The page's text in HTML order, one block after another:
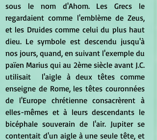
sous le nom d'Ahom. Les Grecs le
regardaient comme l'emblème de Zeus,
et les Druides comme celui du plus haut
dieu. Le symbole est descendu jusqu'à
nos jours, quand, en suivant l'exemple du
païen Marius qui au 2ème siècle avant J.C.
utilisait  l'aigle à deux têtes comme
enseigne de Rome, les têtes couronnées
de l'Europe chrétienne consacrèrent à
elles-mêmes et à leurs descendants le
bicéphale souverain de l'air. Jupiter se
contentait d'un aigle à une seule tête, et